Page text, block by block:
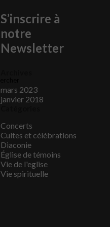
S’inscrire à
notre
Newsletter
mars 2023
janvier 2018
Concerts
Cultes et célébrations
Diaconie
Église de témoins
Vie de l'eglise
Vie spirituelle